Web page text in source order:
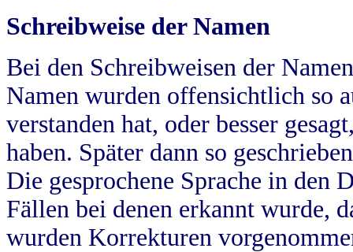
Schreibweise der Namen
Bei den Schreibweisen der
Namen wurden offensichtlich so
verstanden hat, oder besser
haben. Später dann so
Die gesprochene Sprache in
Fällen bei denen erkannt wurde,
wurden Korrekturen